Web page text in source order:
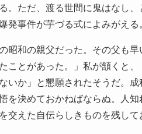
ただ、渡る世間に鬼はなし、
発事件が芋づる式によみがえる
和の親父だった。その父も早
ことがあった。」私が頷くと、
いか」と懇願されたそうだ。
を決めておかねばならぬ。人
交えた自伝らしきものを残して